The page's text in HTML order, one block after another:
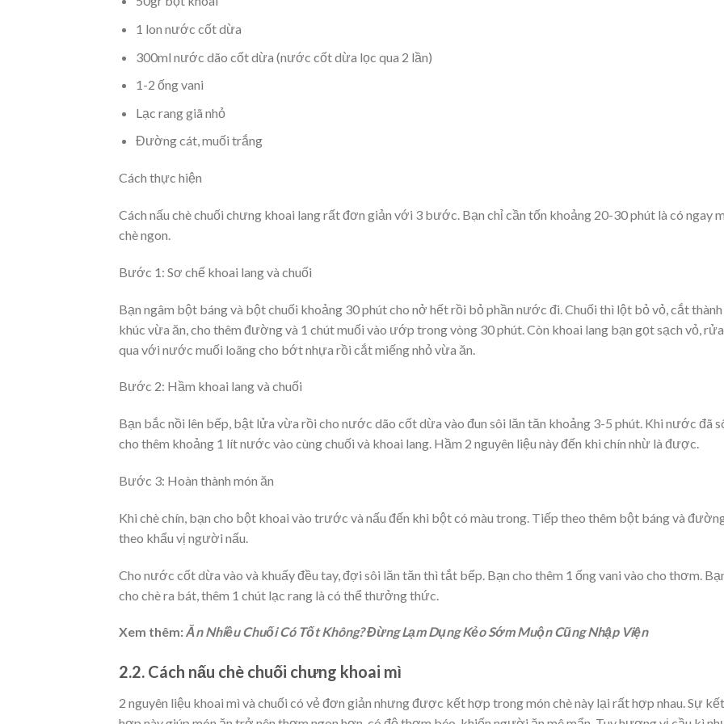
1 lon nước cốt dừa
300ml nước dão cốt dừa (nước cốt dừa lọc qua 2 lần)
1-2 ống vani
Lạc rang giã nhỏ
Đường cát, muối trắng
Cách thực hiện
Cách nấu chè chuối chưng khoai langrất đơn giản với 3 bước. Bạn chỉ cần tốn khoảng 20-30 phút là có ngay
chè ngon.
Bước 1: Sơ chế khoai lang và chuối
Bạn ngâm bột báng và bột chuối khoảng 30 phútcho nở hếtrồi bỏ phần nước đi. Chuối thì lột bỏ vỏ, cắt thành
khúc vừa ăn, cho thêm đường và 1 chút muối vào ướp trong vòng 30 phút . Còn khoai lang bạn gọt sạch vỏ, rửa
qua với nước muối loãng cho bớt nhựa rồi cắt miếng nhỏ vừa ăn.
Bước 2: Hầm khoai lang và chuối
Bạn bắc nồi lên bếp, bật lửa vừa rồi cho nước dão cốt dừa vào đun sôi lăn tăn khoảng 3-5 phút. Khi nước đã
cho thêm khoảng 1 lít nước vào cùng chuối và khoai lang. Hầm 2 nguyên liệu này đến khi chín nhừ là được.
Bước 3: Hoàn thành món ăn
Khi chè chín, bạn cho bột khoai vào trước và nấu đến khi bột có màu trong . Tiếp theo thêm bột báng và
theo khẩu vị người nấu.
Cho nước cốt dừa vào và khuấy đều tay, đợi sôi lăn tăn thì tắt bếp . Bạn cho thêm 1 ống vani vào cho thơm.
cho chè ra bát, thêm 1 chút lạc rang là có thể thưởng thức.
Xem thêm:Ăn Nhiều Chuối Có Tốt Không? Đừng Lạm Dụng Kẻo Sớm Muộn Cũng Nhập Viện
2.2. Cách nấu chè chuối chưng khoai mì
2 nguyên liệu khoai mì và chuối có vẻ đơn giản nhưng được kết hợp trong món chè này lại rất hợp nhau. Sự kết